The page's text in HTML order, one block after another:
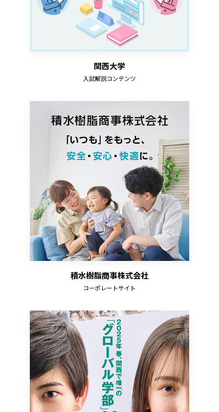
関西大学
入試解説コンテンツ
積水樹脂商事株式会社
コーポレートサイト